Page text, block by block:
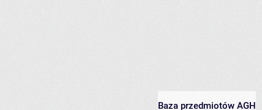
Baza przedmiotów AGH